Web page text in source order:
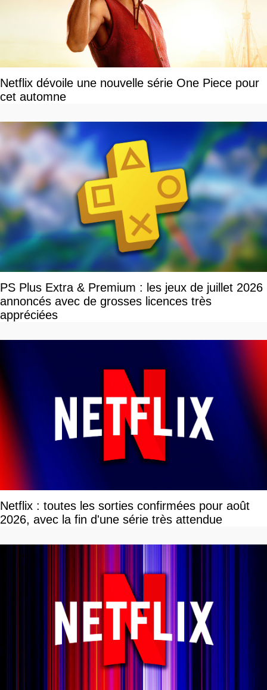
Netflix dévoile une nouvelle série One Piece pour
cet automne
PS Plus Extra & Premium : les jeux de juillet 2026
annoncés avec de grosses licences très
appréciées
Netflix : toutes les sorties confirmées pour août
2026, avec la fin d'une série très attendue